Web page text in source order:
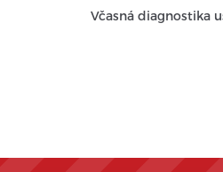
Včasná diagnostika